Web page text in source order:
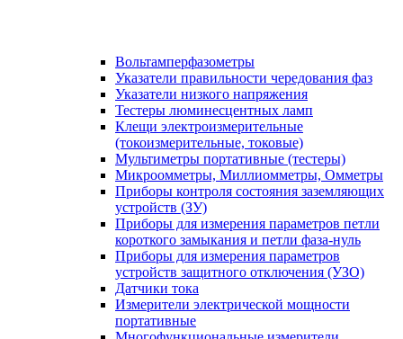
Вольтамперфазометры
Указатели правильности чередования фаз
Указатели низкого напряжения
Тестеры люминесцентных ламп
Клещи электроизмерительные
(токоизмерительные, токовые)
Мультиметры портативные (тестеры)
Микроомметры, Миллиомметры, Омметры
Приборы контроля состояния заземляющих
устройств (ЗУ)
Приборы для измерения параметров петли
короткого замыкания и петли фаза-нуль
Приборы для измерения параметров
устройств защитного отключения (УЗО)
Датчики тока
Измерители электрической мощности
портативные